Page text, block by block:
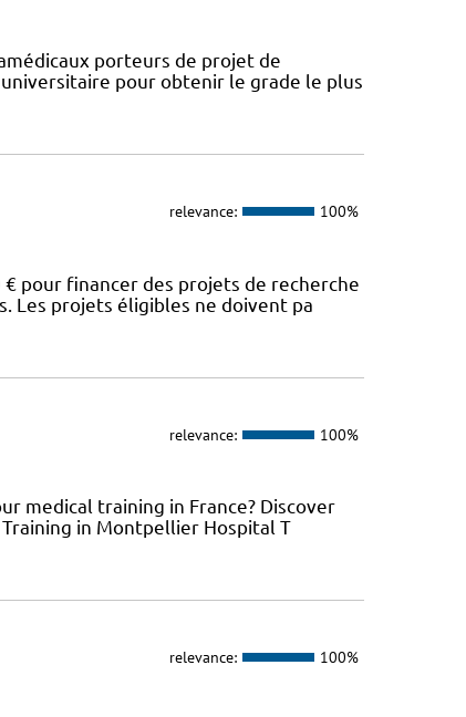
porteurs de projet de
pour obtenir le grade le plus
relevance: 100%
pour financer des projets de recherche
Les projets éligibles ne doivent pa
relevance: 100%
medical training in France? Discover
in Montpellier Hospital T
relevance: 100%